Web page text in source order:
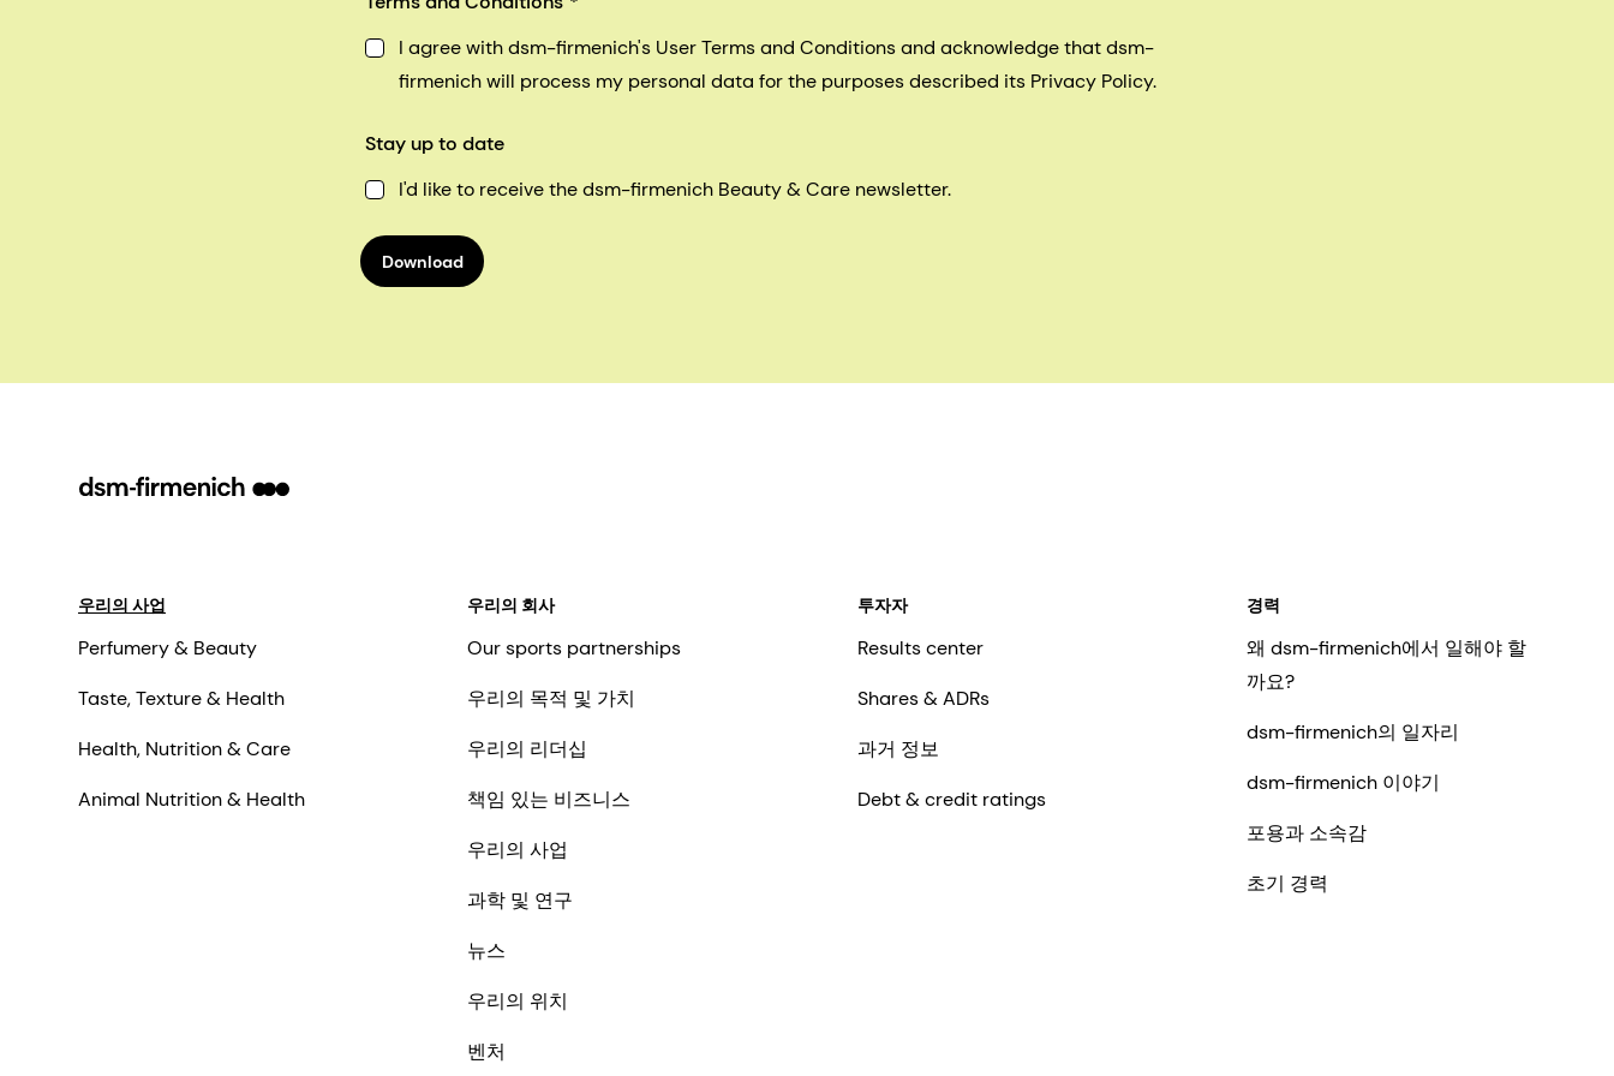
I agree with dsm-firmenich's User Terms and Conditions and acknowledge that dsm-
firmenich will process my personal data for the purposes described its Privacy Policy.
Stay up to date
I'd like to receive the dsm-firmenich Beauty & Care newsletter.
Download
우리의 사업
Perfumery & Beauty
Taste, Texture & Health
Health, Nutrition & Care
Animal Nutrition & Health
우리의 회사
Our sports partnerships
우리의 목적 및 가치
우리의 리더십
책임 있는 비즈니스
우리의 사업
과학 및 연구
뉴스
우리의 위치
벤처
투자자
Results center
Shares & ADRs
과거 정보
Debt & credit ratings
경력
왜 dsm-firmenich에서 일해야 할
까요?
dsm-firmenich의 일자리
dsm-firmenich 이야기
포용과 소속감
초기 경력